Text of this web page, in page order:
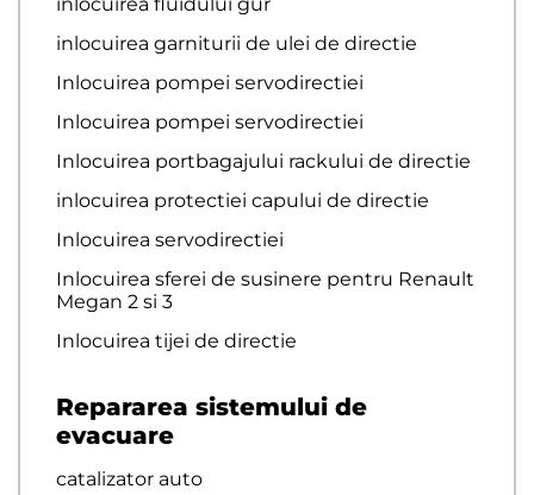
inlocuirea garniturii de ulei de directie
Inlocuirea pompei servodirectiei
Inlocuirea pompei servodirectiei
Inlocuirea portbagajului rackului de directie
inlocuirea protectiei capului de directie
Inlocuirea servodirectiei
Inlocuirea sferei de susinere pentru Renault
Megan 2 si 3
Inlocuirea tijei de directie
Repararea sistemului de
evacuare
catalizator auto